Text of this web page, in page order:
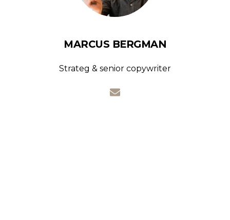
MARCUS BERGMAN
Strateg & senior copywriter